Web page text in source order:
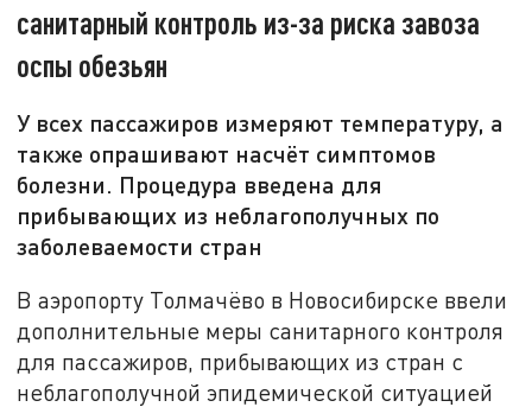
санитарный контроль из-за риска завоза
оспы обезьян
У всех пассажиров измеряют температуру, а
также опрашивают насчёт симптомов
болезни. Процедура введена для
прибывающих из неблагополучных по
заболеваемости стран
В аэропорту Толмачёво в Новосибирске ввели
дополнительные меры санитарного контроля
для пассажиров, прибывающих из стран с
неблагополучной эпидемической ситуацией